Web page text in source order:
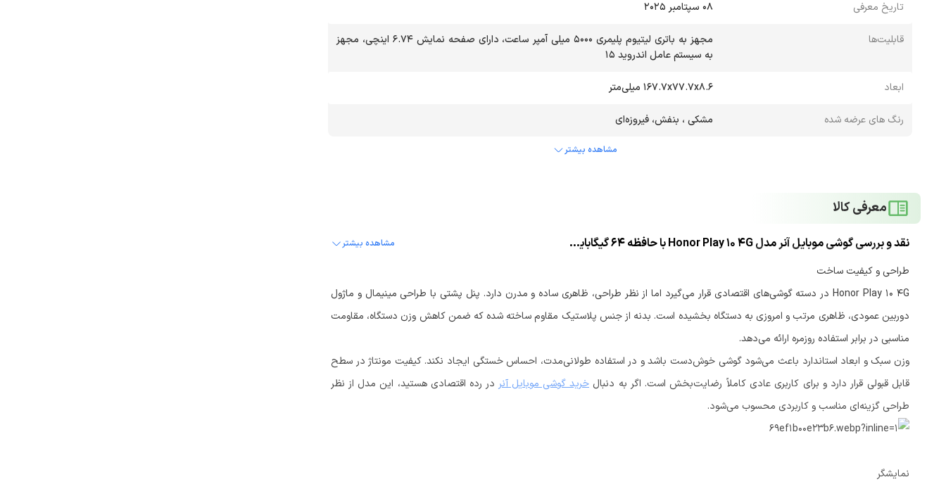
تاریخ معرفی ۰۸ سپتامبر ۲۰۲۵
قابلیت‌ها
مجهز به باتری لیتیوم پلیمری 5000 میلی آمپر ساعت، دارای صفحه نمایش 6.74 اینچی، مجهز
به سیستم عامل اندروید 15
ابعاد ۱۶۷.۷x۷۷.۷x۸.۶ میلی‌متر
رنگ های عرضه شده مشکی ، بنفش، فیروزه‌ای
مشاهده بیشتر
معرفی کالا
نقد و بررسی گوشی موبایل آنر مدل Honor Play 10 4G با حافظه 64 گیگابایت و حافظه رم 3 گیگابایت مشاهده بیشتر
طراحی و کیفیت ساخت
Honor Play 10 4G در دسته گوشی‌های اقتصادی قرار می‌گیرد اما از نظر طراحی، ظاهری ساده و مدرن دارد. پنل پشتی با طراحی مینیمال و ماژول
دوربین عمودی، ظاهری مرتب و امروزی به دستگاه بخشیده است. بدنه از جنس پلاستیک مقاوم ساخته شده که ضمن کاهش وزن دستگاه، مقاومت
مناسبی در برابر استفاده روزمره ارائه می‌دهد.
وزن سبک و ابعاد استاندارد باعث می‌شود گوشی خوش‌دست باشد و در استفاده طولانی‌مدت، احساس خستگی ایجاد نکند. کیفیت مونتاژ در سطح
قابل قبولی قرار دارد و برای کاربری عادی کاملاً رضایت‌بخش است. اگر به دنبال خرید گوشی موبایل آنر در رده اقتصادی هستید، این مدل از نظر
طراحی گزینه‌ای مناسب و کاربردی محسوب می‌شود.
نمایشگر